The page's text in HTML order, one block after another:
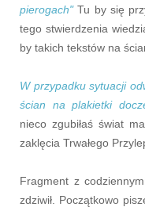
pierogach"Tu by się
tego stwierdzenia
by takich tekstów na
W przypadku sytuacji
ścian na plakietki
nieco zgubiłaś świat
zaklęcia Trwałego
Fragment z
zdziwił. Początkowo